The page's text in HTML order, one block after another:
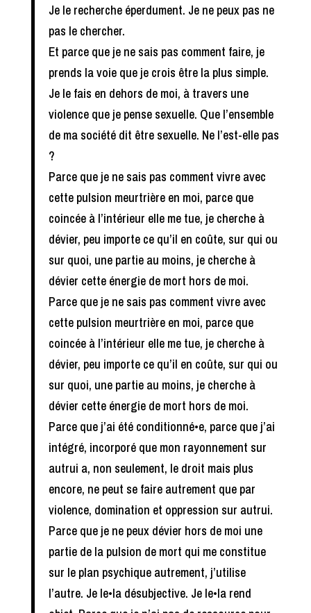
Je le recherche éperdument. Je ne peux pas ne
pas le chercher.
Et parce que je ne sais pas comment faire, je
prends la voie que je crois être la plus simple.
Je le fais en dehors de moi, à travers une
violence que je pense sexuelle. Que l’ensemble
de ma société dit être sexuelle. Ne l’est-elle pas
?
Parce que je ne sais pas comment vivre avec
cette pulsion meurtrière en moi, parce que
coincée à l’intérieur elle me tue, je cherche à
dévier, peu importe ce qu’il en coûte, sur qui ou
sur quoi, une partie au moins, je cherche à
dévier cette énergie de mort hors de moi.
Parce que je ne sais pas comment vivre avec
cette pulsion meurtrière en moi, parce que
coincée à l’intérieur elle me tue, je cherche à
dévier, peu importe ce qu’il en coûte, sur qui ou
sur quoi, une partie au moins, je cherche à
dévier cette énergie de mort hors de moi.
Parce que j’ai été conditionné•e, parce que j’ai
intégré, incorporé que mon rayonnement sur
autrui a, non seulement, le droit mais plus
encore, ne peut se faire autrement que par
violence, domination et oppression sur autrui.
Parce que je ne peux dévier hors de moi une
partie de la pulsion de mort qui me constitue
sur le plan psychique autrement, j’utilise
l’autre. Je le•la désubjective. Je le•la rend